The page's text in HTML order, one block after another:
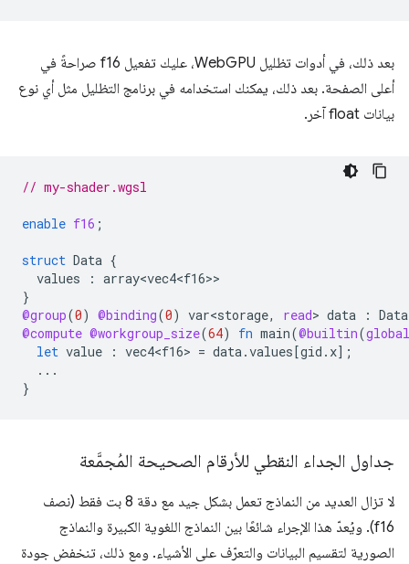
بعد ذلك، في أدوات تظليل WebGPU، عليك تفعيل f16 صراحةً في
أعلى الصفحة. بعد ذلك، يمكنك استخدامه في برنامج التظليل مثل أي نوع
بيانات float آخر.
// my-shader.wgsl
enable f16 ;
struct Data {
values
: array<vec4<f16>
}
@group(0) @binding(0) var<storage, read> data : Data
@compute @workgroup_size(64) fn main(@builtin(
let value : vec4<f16> = data.values [gid . x];
...
}
جداول الجداء النقطي للأرقام الصحيحة المُجمَّعة
لا تزال العديد من النماذج تعمل بشكل جيد مع دقة 8 بت فقط (نصف
f16). ويُعدّ هذا الإجراء شائعًا بين النماذج اللغوية الكبيرة والنماذج
الصورية لتقسيم البيانات والتعرّف على الأشياء. ومع ذلك، تنخفض جودة